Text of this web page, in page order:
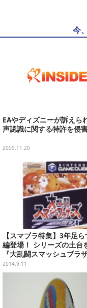
今
EAやディズニーが訴えら
声認識に関する特許を侵
2009.11.20
【スマブラ特集】3年足
編登場！ シリーズの土台
『大乱闘スマッシュブラ
X』を振り返り
2014.9.11